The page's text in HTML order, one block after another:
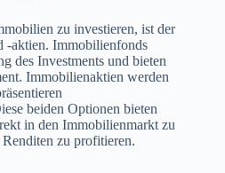
zu investieren, ist der
-aktien. Immobilienfonds
des Investments und bieten
Immobilienaktien werden
beiden Optionen bieten
in den Immobilienmarkt zu
zu profitieren.